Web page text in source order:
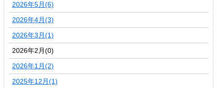
2026年5月(6)
2026年4月(3)
2026年3月(1)
2026年2月(0)
2026年1月(2)
2025年12月(1)